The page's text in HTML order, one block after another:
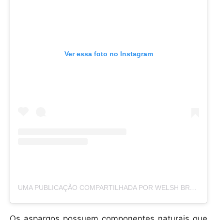
Ver essa foto no Instagram
UMA PUBLICAÇÃO COMPARTILHADA POR WELSH BROS FARMS (@WELSHBROSFARMS)